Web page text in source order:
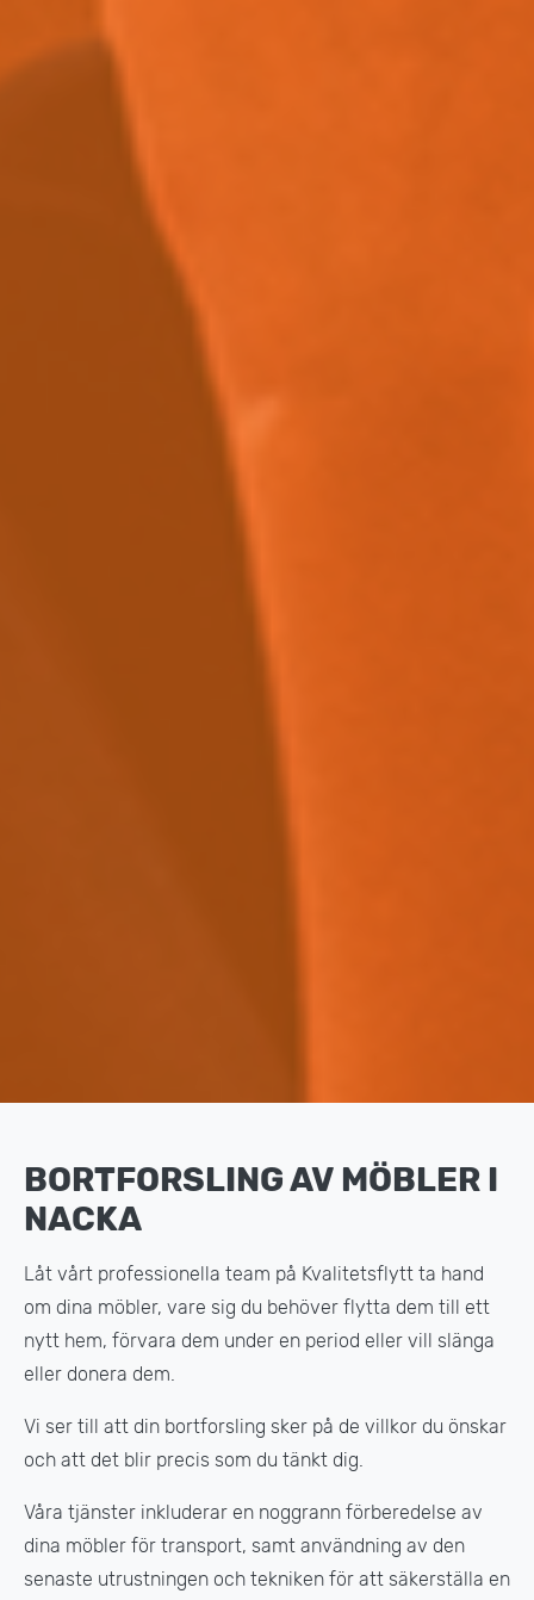
BORTFORSLING AV MÖBLER I
NACKA
Låt vårt professionella team på Kvalitetsflytt ta hand
om dina möbler, vare sig du behöver flytta dem till ett
nytt hem, förvara dem under en period eller vill slänga
eller donera dem.
Vi ser till att din bortforsling sker på de villkor du önskar
och att det blir precis som du tänkt dig.
Våra tjänster inkluderar en noggrann förberedelse av
dina möbler för transport, samt användning av den
senaste utrustningen och tekniken för att säkerställa en